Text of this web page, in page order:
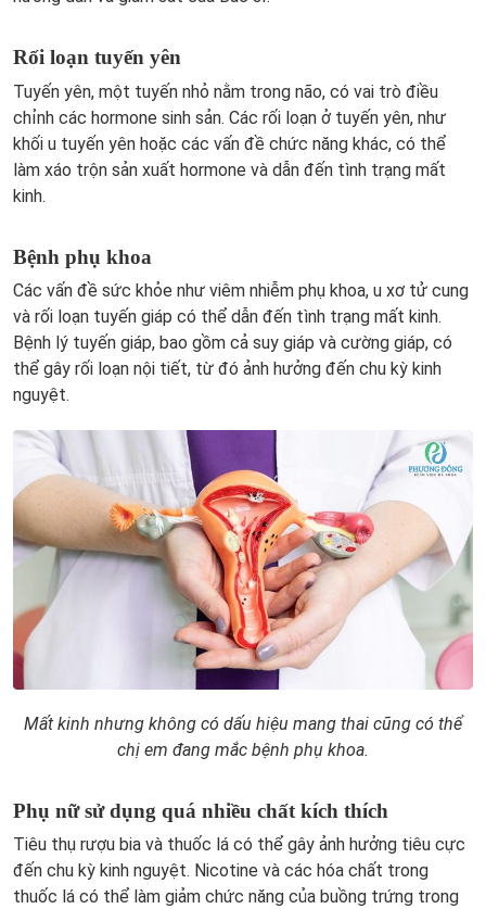
Rối loạn tuyến yên
Tuyến yên, một tuyến nhỏ nằm trong não, có vai trò điều
chỉnh các hormone sinh sản. Các rối loạn ở tuyến yên, như
khối u tuyến yên hoặc các vấn đề chức năng khác, có thể
làm xáo trộn sản xuất hormone và dẫn đến tình trạng mất
kinh.
Bệnh phụ khoa
Các vấn đề sức khỏe như viêm nhiễm phụ khoa, u xơ tử cung
và rối loạn tuyến giáp có thể dẫn đến tình trạng mất kinh.
Bệnh lý tuyến giáp, bao gồm cả suy giáp và cường giáp, có
thể gây rối loạn nội tiết, từ đó ảnh hưởng đến chu kỳ kinh
nguyệt.
Mất kinh nhưng không có dấu hiệu mang thai cũng có thể
chị em đang mắc bệnh phụ khoa.
Phụ nữ sử dụng quá nhiều chất kích thích
Tiêu thụ rượu bia và thuốc lá có thể gây ảnh hưởng tiêu cực
đến chu kỳ kinh nguyệt. Nicotine và các hóa chất trong
thuốc lá có thể làm giảm chức năng của buồng trứng trong